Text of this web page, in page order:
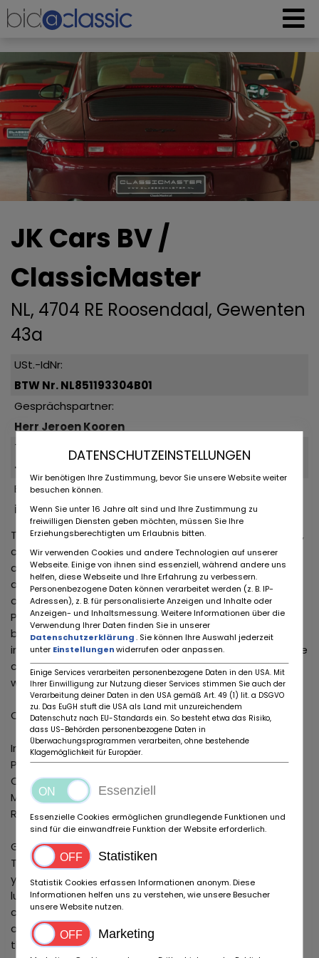
JK Cars BV /
ClassicMaster
NL, 4704 RE Roosendaal, Gewenten
43a
USt.-IdNr:
BTW Nr. NL851193304B01
Gesprächspartner:
Herr Jeroen Kooren
Telefon:
+31 (0) 655575798
Email:
info@ClassicMaster.nl
The collection of Classicmaster, the Porsche specialist,
consists of at least 75 Porsches build since 1974. We
are specialized in Porsche 911. Almost all our Porsches
are served with an inspection report, delivered by the
official Porsche dealer. Besides an amazing collection
Porsches, Classicmaster also has a lot of other
beautiful oldtimers. Check our collection for more
information or visit us in the showroom or you can make
contact with Jeroen Kooren. We would like to help you
with your wishes!
Classicmaster:
Import and export of oldtimers
Placing of a search command
Consignment
Maintenance of your oldtimer
Restoration
G-CLASS EXPERT
The Mercedes-Benz G-Class has three types over the
years: 460, this was the first G-Class. In 1990 the
luxurious version was released with a multi-passenger
car interior, the 463 Baureihe. Because the 463 had
actually become too luxurious, the 461 was released,
this simpler version was with fabric upholstery and a
DATENSCHUTZEINSTELLUNGEN
Wir benötigen Ihre Zustimmung, bevor Sie unsere Website weiter
besuchen können.
Wenn Sie unter 16 Jahre alt sind und Ihre Zustimmung zu
freiwilligen Diensten geben möchten, müssen Sie Ihre
Erziehungsberechtigten um Erlaubnis bitten.
Wir verwenden Cookies und andere Technologien auf unserer
Webseite. Einige von ihnen sind essenziell, während andere uns
helfen, diese Webseite und Ihre Erfahrung zu verbessern.
Personenbezogene Daten können verarbeitet werden (z. B. IP-
Adressen), z. B. für personalisierte Anzeigen und Inhalte oder
Anzeigen- und Inhaltsmessung. Weitere Informationen über die
Verwendung Ihrer Daten finden Sie in unserer
Datenschutzerklärung. Sie können Ihre Auswahl jederzeit
unter Einstellungenwiderrufen oder anpassen.
Einige Services verarbeiten personenbezogene Daten in den USA. Mit
Ihrer Einwilligung zur Nutzung dieser Services stimmen Sie auch der
Verarbeitung deiner Daten in den USA gemäß Art. 49 (1) lit. a DSGVO
zu. Das EuGH stuft die USA als Land mit unzureichendem
Datenschutz nach EU-Standards ein. So besteht etwa das Risiko,
dass US-Behörden personenbezogene Daten in
Überwachungsprogrammen verarbeiten, ohne bestehende
Klagemöglichkeit für Europäer.
Essenziell
Essenzielle Cookies ermöglichen grundlegende Funktionen und
sind für die einwandfreie Funktion der Website erforderlich.
Statistiken
Statistik Cookies erfassen Informationen anonym. Diese
Informationen helfen uns zu verstehen, wie unsere Besucher
unsere Website nutzen.
Marketing